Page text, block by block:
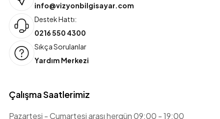
info@vizyonbilgisayar.com
Destek Hattı:
0216 550 4300
Sıkça Sorulanlar
Yardım Merkezi
Çalışma Saatlerimiz
Pazartesi - Cumartesi arası hergün 09:00 - 19:00